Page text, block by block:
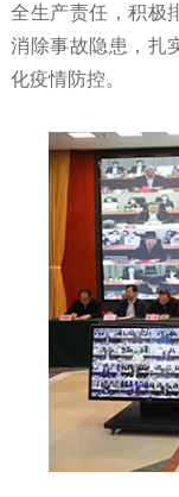
全生产责任，积极
消除事故隐患，扎
化疫情防控。